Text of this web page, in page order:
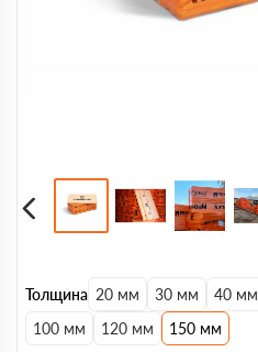
Толщина 20 мм 30 мм 40 мм
100 мм
120 мм 150 мм